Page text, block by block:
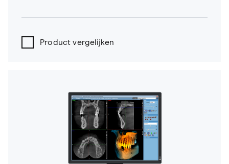
Product vergelijken